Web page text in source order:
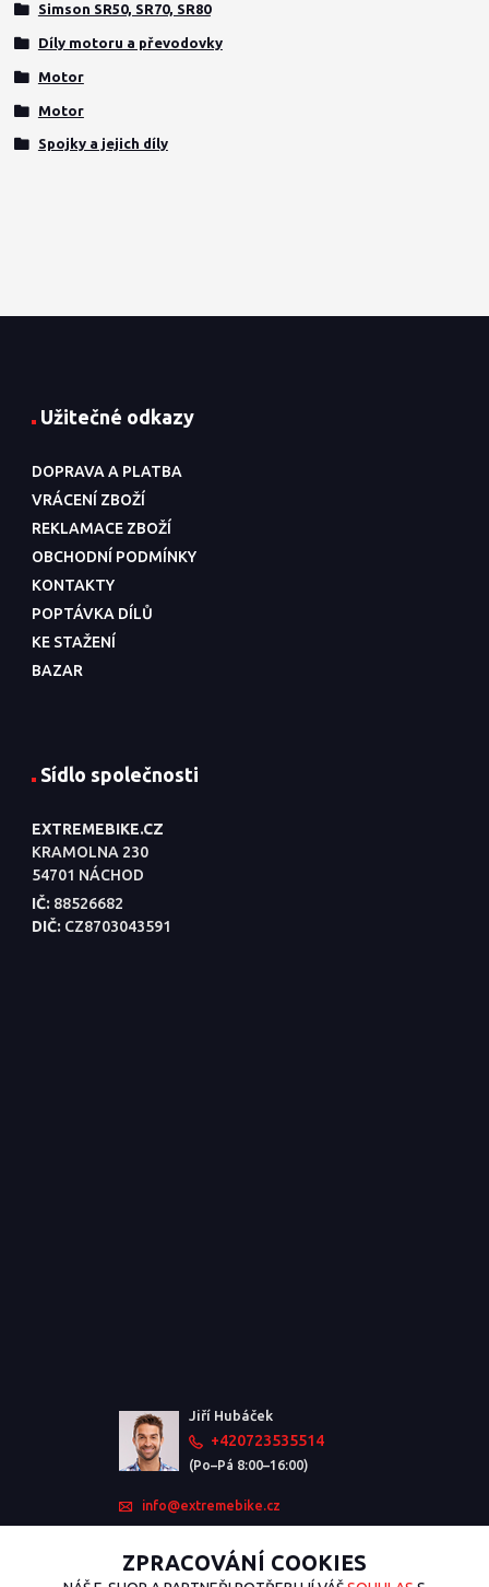
Simson SR50, SR70, SR80
Díly motoru a převodovky
Motor
Motor
Spojky a jejich díly
Užitečné odkazy
DOPRAVA A PLATBA
VRÁCENÍ ZBOŽÍ
REKLAMACE ZBOŽÍ
OBCHODNÍ PODMÍNKY
KONTAKTY
POPTÁVKA DÍLŮ
KE STAŽENÍ
BAZAR
Sídlo společnosti
EXTREMEBIKE.CZ
KRAMOLNA 230
54701 NÁCHOD
IČ: 88526682
DIČ: CZ8703043591
Jiří Hubáček
+420723535514
(Po–Pá 8:00–16:00)
info@extremebike.cz
ZPRACOVÁNÍ COOKIES